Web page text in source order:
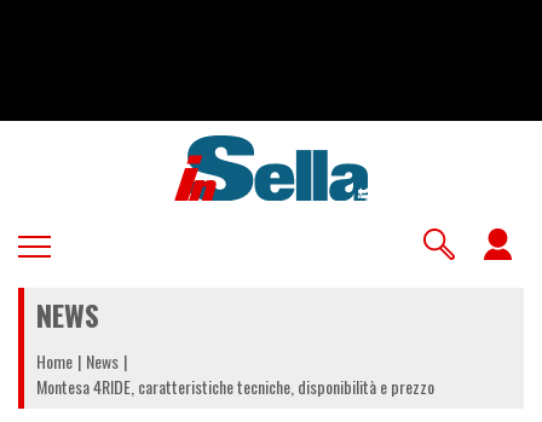
NEWS
Home News
Montesa 4RIDE, caratteristiche tecniche, disponibilità e prezzo